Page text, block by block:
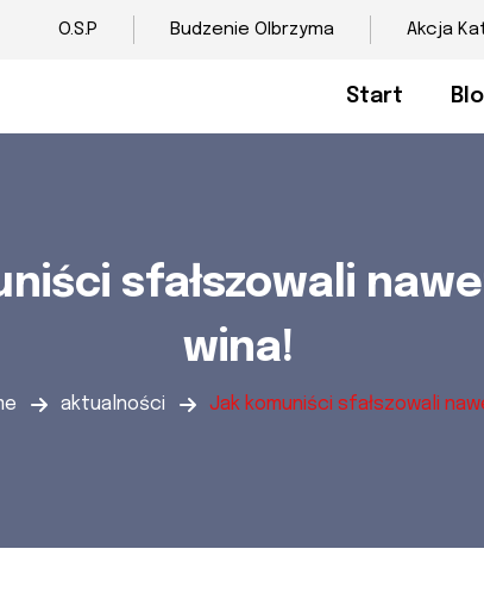
O.S.P Budzenie Olbrzyma Akcja
Start
sfałszowali
wina!
aktualności Jak komuniści sfałszowali